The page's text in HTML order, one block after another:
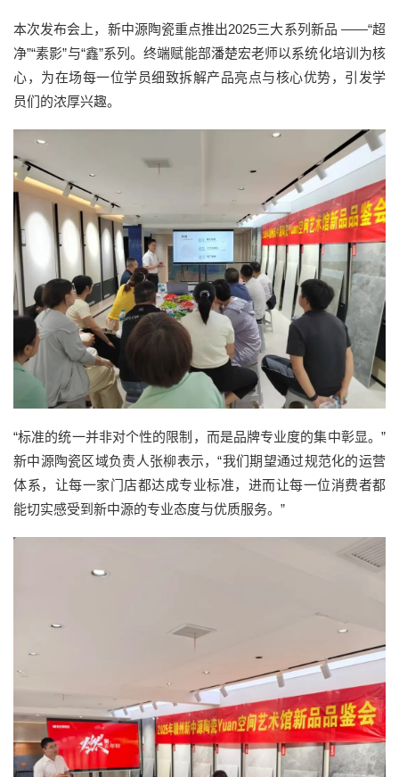
本次发布会上，新中源陶瓷重点推出2025三大系列新品 ——“超
净”“素影”与“鑫”系列。终端赋能部潘楚宏老师以系统化培训为核
心，为在场每一位学员细致拆解产品亮点与核心优势，引发学
员们的浓厚兴趣。
“标准的统一并非对个性的限制，而是品牌专业度的集中彰显。”
新中源陶瓷区域负责人张柳表示，“我们期望通过规范化的运营
体系，让每一家门店都达成专业标准，进而让每一位消费者都
能切实感受到新中源的专业态度与优质服务。”